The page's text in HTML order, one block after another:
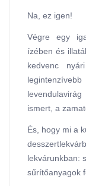
Na, ez igen!
Végre egy
ízében és
kedvenc
ismert, a
És, hogy mi a
lekvárunkban:
sűrítőanyagok